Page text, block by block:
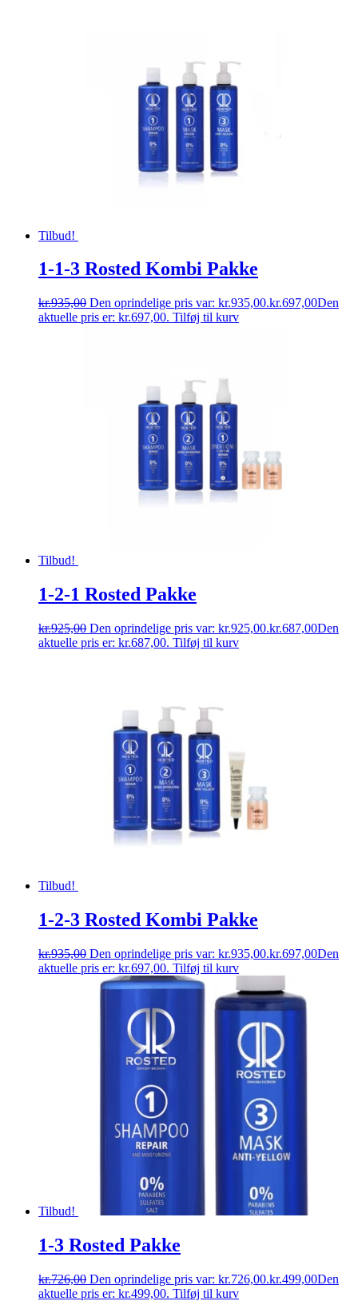
Tilbud!
1-1-3 Rosted Kombi Pakke
kr.935,00 Den oprindelige pris var: kr.935,00.kr.697,00Den
aktuelle pris er: kr.697,00. Tilføj til kurv
Tilbud!
1-2-1 Rosted Pakke
kr.925,00 Den oprindelige pris var: kr.925,00.kr.687,00Den
aktuelle pris er: kr.687,00. Tilføj til kurv
Tilbud!
1-2-3 Rosted Kombi Pakke
kr.935,00 Den oprindelige pris var: kr.935,00.kr.697,00Den
aktuelle pris er: kr.697,00. Tilføj til kurv
Tilbud!
1-3 Rosted Pakke
kr.726,00 Den oprindelige pris var: kr.726,00.kr.499,00Den
aktuelle pris er: kr.499,00. Tilføj til kurv